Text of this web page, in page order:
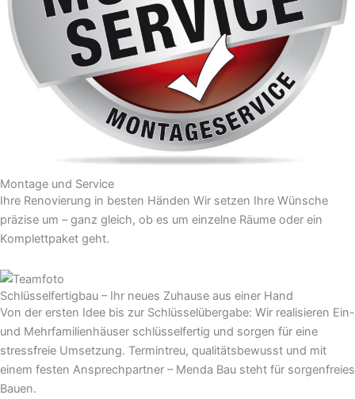
Montage und Service
Ihre Renovierung in besten Händen Wir setzen Ihre Wünsche
präzise um – ganz gleich, ob es um einzelne Räume oder ein
Komplettpaket geht.
Schlüsselfertigbau – Ihr neues Zuhause aus einer Hand
Von der ersten Idee bis zur Schlüsselübergabe: Wir realisieren Ein-
und Mehrfamilienhäuser schlüsselfertig und sorgen für eine
stressfreie Umsetzung. Termintreu, qualitätsbewusst und mit
einem festen Ansprechpartner – Menda Bau steht für sorgenfreies
Bauen.